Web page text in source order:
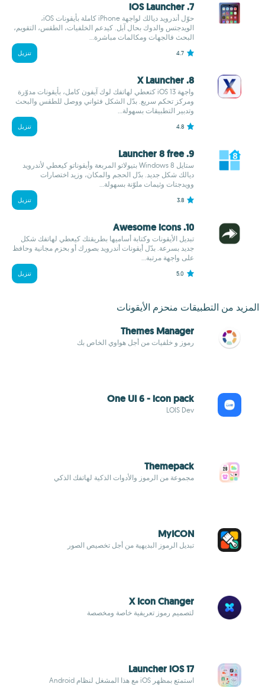
7. iOS Launcher
حوّل أندرويد ديالك لواجهة iPhone كاملة بأيقونات iOS،
الويدجتس والدوك بحال آبل. كيدعم الخلفيات، الطقس، التقويم،
البحث فالجهات ومكالمات مباشرة...
4.7 تنزيل
8. X Launcher
واجهة iOS 13 كتعطي لهاتفك لوك آيفون كامل، بأيقونات مدوّرة
ومركز تحكم سريع. بدّل الشكل فثواني ووصل للطقس والبحث
وتدبير التطبيقات بسهولة...
4.8 تنزيل
9. Launcher 8 free
ستايل Windows 8 بتيولاتو المربعة وأيقوناتو كيعطي لأندرويد
ديالك شكل جديد. بدّل الحجم والمكان، وزيد اختصارات
وويدجتات وثيمات ملوّنة بسهولة...
3.8 تنزيل
10. Awesome icons
تبديل الأيقونات وكتابة أساميها بطريقتك كيعطي لهاتفك شكل
جديد بسرعة. بدّل أيقونات أندرويد بصورك أو بحزم مجانية وحافظ
على واجهة مرتبة...
5.0 تنزيل
المزيد من التطبيقات منحزم الأيقونات
Themes Manager
رموز و خلفيات من أجل هواوي الخاص بك
One UI 6 - icon pack
LOIS Dev
Themepack
مجموعة من الرموز والأدوات الذكية لهاتفك الذكي
MyICON
تبديل الرموز البديهية من أجل تخصيص الصور
X Icon Changer
لتصميم رموز تعريفية خاصة ومخصصة
Launcher iOS 17
استمتع بمظهر iOS مع هذا المشغل لنظام Android